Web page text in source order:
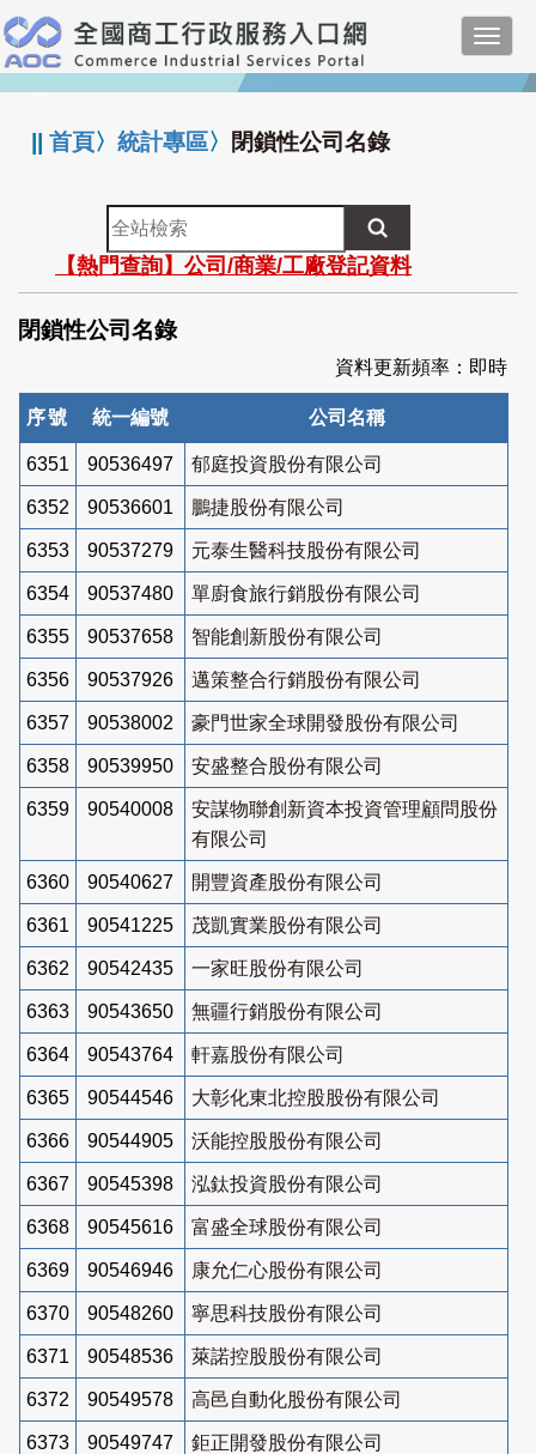
跳
到
主
要
:::
||首頁〉統計專區〉 閉鎖性公司名錄
全
站
檢
索
【熱門查詢】公司/商業/工廠登記資料
閉鎖性公司名錄
資料更新頻率：即時
序號 統一編號 公司名稱
6351 90536497 郁庭投資股份有限公司
6352 90536601 鵬捷股份有限公司
6353 90537279 元泰生醫科技股份有限公司
6354 90537480 單廚食旅行銷股份有限公司
6355 90537658 智能創新股份有限公司
6356 90537926 邁策整合行銷股份有限公司
6357 90538002 豪門世家全球開發股份有限公司
6358 90539950 安盛整合股份有限公司
6359 90540008
安謀物聯創新資本投資管理顧問股份
有限公司
6360 90540627 開豐資產股份有限公司
6361 90541225 茂凱實業股份有限公司
6362 90542435 一家旺股份有限公司
6363 90543650 無疆行銷股份有限公司
6364 90543764 軒嘉股份有限公司
6365 90544546 大彰化東北控股股份有限公司
6366 90544905 沃能控股股份有限公司
6367 90545398 泓鈦投資股份有限公司
6368 90545616 富盛全球股份有限公司
6369 90546946 康允仁心股份有限公司
6370 90548260 寧思科技股份有限公司
6371 90548536 萊諾控股股份有限公司
6372 90549578 高邑自動化股份有限公司
6373 90549747 鉅正開發股份有限公司